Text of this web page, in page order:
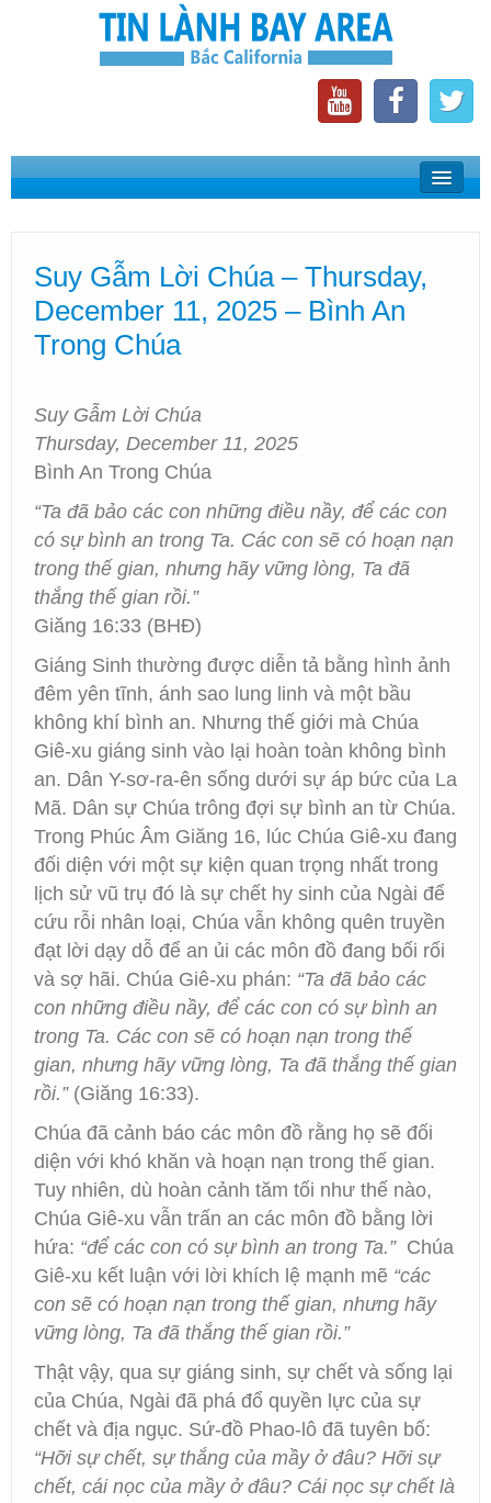
Home
Phát Thanh Tin Lành Bay Area
Các Hội Thánh Bắc California
Suy Gẫm Lời Chúa – Thursday,
December 11, 2025 – Bình An
Trong Chúa
Suy Gẫm Lời Chúa
Thursday, December 11, 2025
Bình An Trong Chúa
“Ta đã bảo các con những điều nầy, để các con
có sự bình an trong Ta. Các con sẽ có hoạn nạn
trong thế gian, nhưng hãy vững lòng, Ta đã
thắng thế gian rồi.”
Giăng 16:33 (BHĐ)
Giáng Sinh thường được diễn tả bằng hình ảnh
đêm yên tĩnh, ánh sao lung linh và một bầu
không khí bình an. Nhưng thế giới mà Chúa
Giê-xu giáng sinh vào lại hoàn toàn không bình
an. Dân Y-sơ-ra-ên sống dưới sự áp bức của La
Mã. Dân sự Chúa trông đợi sự bình an từ Chúa.
Trong Phúc Âm Giăng 16, lúc Chúa Giê-xu đang
đối diện với một sự kiện quan trọng nhất trong
lịch sử vũ trụ đó là sự chết hy sinh của Ngài để
cứu rỗi nhân loại, Chúa vẫn không quên truyền
đạt lời dạy dỗ để an ủi các môn đồ đang bối rối
và sợ hãi. Chúa Giê-xu phán: “Ta đã bảo các
con những điều nầy, để các con có sự bình an
trong Ta. Các con sẽ có hoạn nạn trong thế
gian, nhưng hãy vững lòng, Ta đã thắng thế gian
rồi.”(Giăng 16:33).
Chúa đã cảnh báo các môn đồ rằng họ sẽ đối
diện với khó khăn và hoạn nạn trong thế gian.
Tuy nhiên, dù hoàn cảnh tăm tối như thế nào,
Chúa Giê-xu vẫn trấn an các môn đồ bằng lời
hứa: “để các con có sự bình an trong Ta.”Chúa
Giê-xu kết luận với lời khích lệ mạnh mẽ “các
con sẽ có hoạn nạn trong thế gian, nhưng hãy
vững lòng, Ta đã thắng thế gian rồi.”
Thật vậy, qua sự giáng sinh, sự chết và sống lại
của Chúa, Ngài đã phá đổ quyền lực của sự
chết và địa ngục. Sứ-đồ Phao-lô đã tuyên bố:
“Hỡi sự chết, sự thắng của mầy ở đâu? Hỡi sự
chết, cái nọc của mầy ở đâu? Cái nọc sự chết là